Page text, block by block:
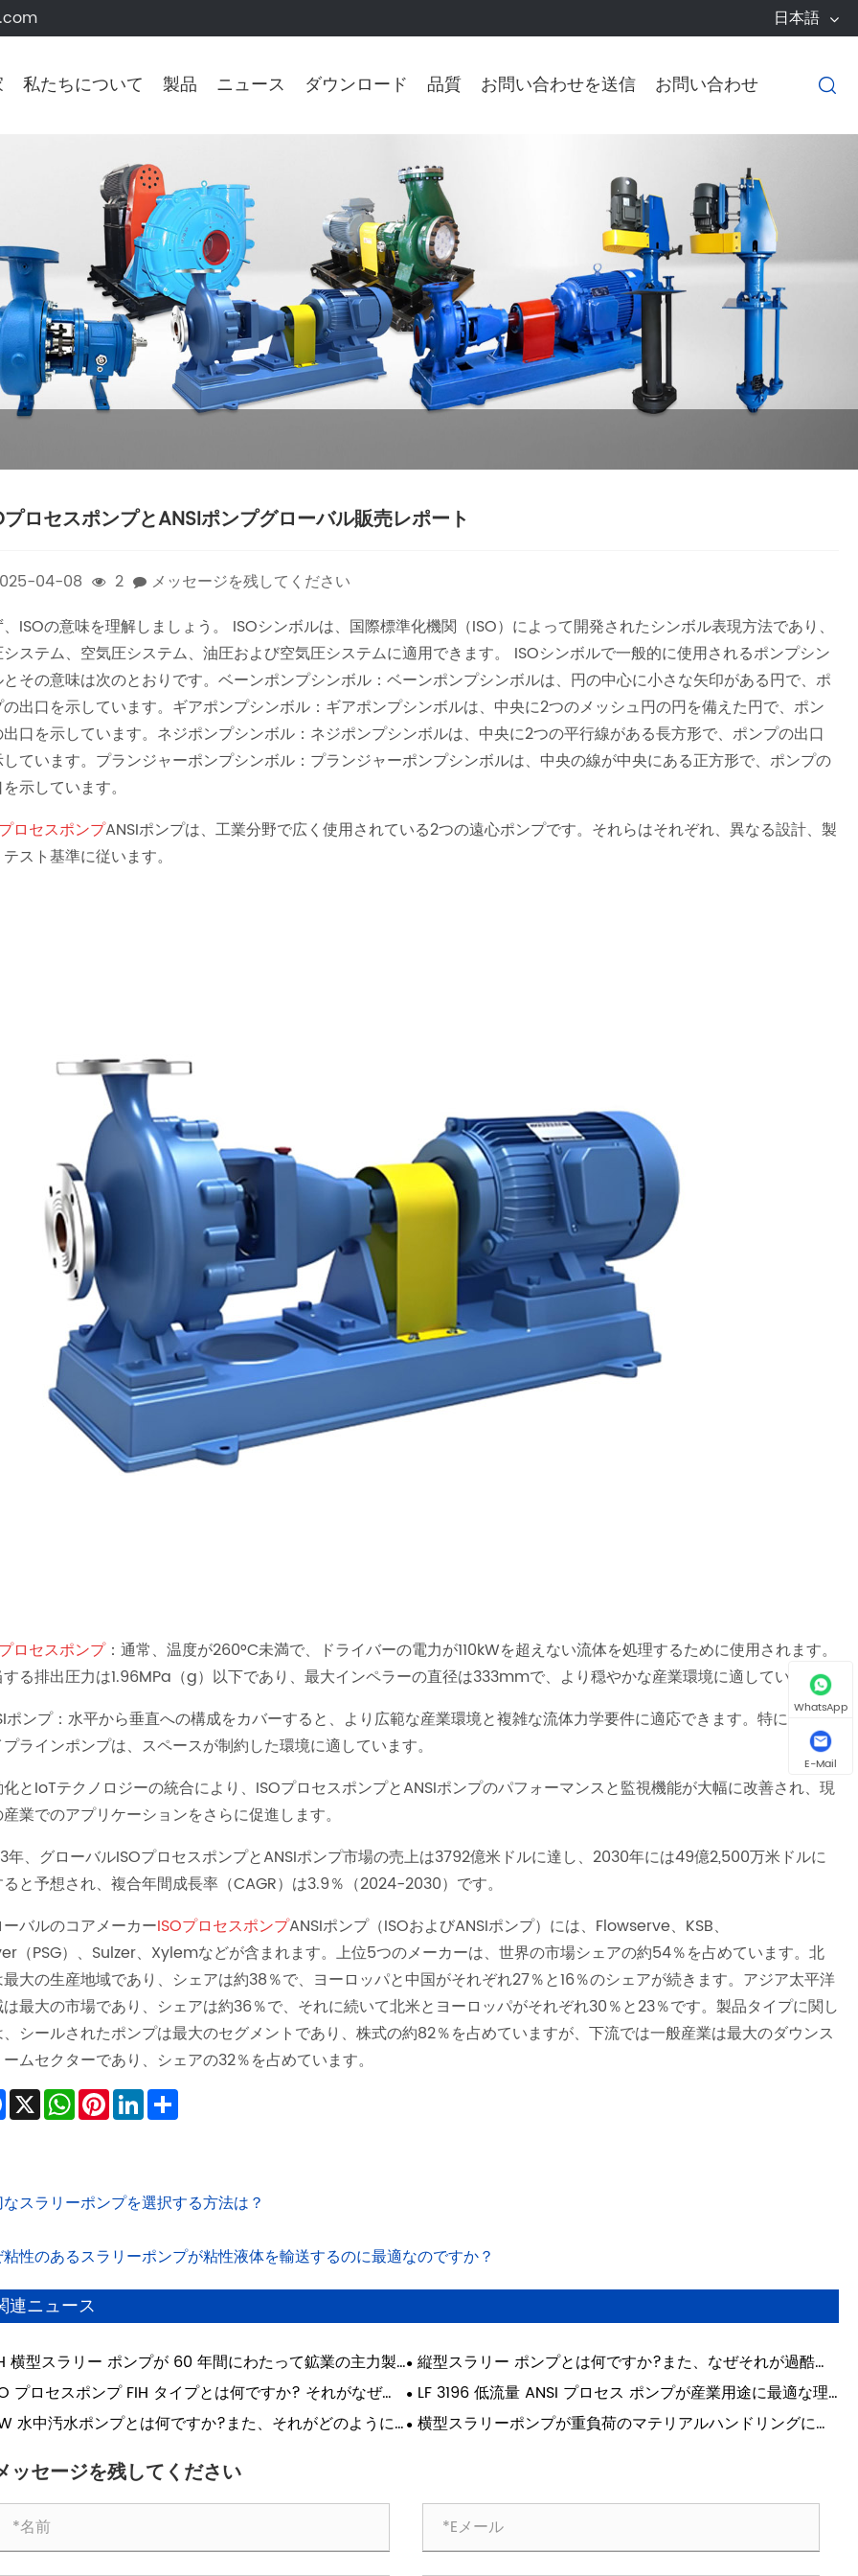
日本語
私たちについて 製品 ニュース ダウンロード 品質 お問い合わせを送信 お問い合わせ 
ロセスポンプとANSIポンプグローバル販売レポート
04-08 2
メッセージを残してください
ISOの意味を理解しましょう。 ISOシンボルは、国際標準化機関（ISO）によって開発されたシンボル表現方法であり、
ステム、空気圧システム、油圧および空気圧システムに適用できます。 ISOシンボルで一般的に使用されるポンプシン
その意味は次のとおりです。ベーンポンプシンボル：ベーンポンプシンボルは、円の中心に小さな矢印がある円で、ポ
出口を示しています。ギアポンプシンボル：ギアポンプシンボルは、中央に2つのメッシュ円の円を備えた円で、ポン
口を示しています。ネジポンプシンボル：ネジポンプシンボルは、中央に2つの平行線がある長方形で、ポンプの出口
ています。プランジャーポンプシンボル：プランジャーポンプシンボルは、中央の線が中央にある正方形で、ポンプの
示しています。
ロセスポンプANSIポンプは、工業分野で広く使用されている2つの遠心ポンプです。それらはそれぞれ、異なる設計、製
スト基準に従います。
ロセスポンプ：通常、温度が260°C未満で、ドライバーの電力が110kWを超えない流体を処理するために使用されます。
る排出圧力は1.96MPa（g）以下であり、最大インペラーの直径は333mmで、より穏やかな産業環境に適しています。
ポンプ：水平から垂直への構成をカバーすると、より広範な産業環境と複雑な流体力学要件に適応できます。特に、垂直
ラインポンプは、スペースが制約した環境に適しています。
とIoTテクノロジーの統合により、ISOプロセスポンプとANSIポンプのパフォーマンスと監視機能が大幅に改善され、現
業でのアプリケーションをさらに促進します。
年、グローバルISOプロセスポンプとANSIポンプ市場の売上は3792億米ドルに達し、2030年には49億2,500万米ドルに
と予想され、複合年間成長率（CAGR）は3.9％（2024-2030）です。
バルのコアメーカーISOプロセスポンプANSIポンプ（ISOおよびANSIポンプ）には、Flowserve、KSB、
（PSG）、Sulzer、Xylemなどが含まれます。上位5つのメーカーは、世界の市場シェアの約54％を占めています。北
大の生産地域であり、シェアは約38％で、ヨーロッパと中国がそれぞれ27％と16％のシェアが続きます。アジア太平洋
最大の市場であり、シェアは約36％で、それに続いて北米とヨーロッパがそれぞれ30％と23％です。製品タイプに関し
シールされたポンプは最大のセグメントであり、株式の約82％を占めていますが、下流では一般産業は最大のダウンス
ムセクターであり、シェアの32％を占めています。
Facebook
X WhatsApp
Pinterest
LinkedIn
スラリーポンプを選択する方法は？
性のあるスラリーポンプが粘性液体を輸送するのに最適なのですか？
連ニュース
横型スラリー ポンプが 60 年間にわたって鉱業の主力製
り続けているのはなぜですか?
縦型スラリー ポンプとは何ですか?また、なぜそれが過酷な
用途に不可欠なのでしょうか?
プロセスポンプ FIH タイプとは何ですか? それがなぜ重
か?
LF 31​​96 低流量 ANSI プロセス ポンプが産業用途に最適な理
由は何ですか?
水中汚水ポンプとは何ですか?また、それがどのように
横型スラリーポンプが重負荷のマテリアルハンドリングに最
ッセージを残してください
WhatsApp
E-Mail